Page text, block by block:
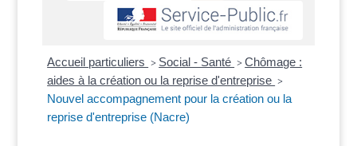
Accueil particuliers > Social - Santé > Chômage :
aides à la création ou la reprise d'entreprise >
Nouvel accompagnement pour la création ou la
reprise d'entreprise (Nacre)